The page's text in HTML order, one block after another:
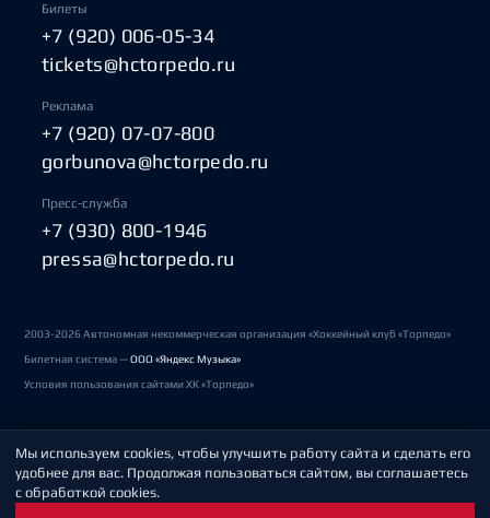
Билеты
+7 (920) 006-05-34
tickets@hctorpedo.ru
Реклама
+7 (920) 07-07-800
gorbunova@hctorpedo.ru
Пресс-служба
+7 (930) 800-1946
pressa@hctorpedo.ru
2003-2026 Автономная некоммерческая организация «Хоккейный клуб «Торпедо»
Билетная система —ООО «Яндекс Музыка»
Условия пользования сайтами ХК «Торпедо»
Политика обработки персональных данных
Пользовательское соглашение
Мы используем cookies, чтобы улучшить работу сайта и сделать его
удобнее для вас. Продолжая пользоваться сайтом, вы соглашаетесь
с обработкой cookies.